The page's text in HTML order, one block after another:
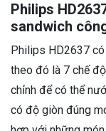
Philips
sandwich
Philips HD2637
theo đó là 7 chế
chỉnh để có thể
có độ giòn đúng